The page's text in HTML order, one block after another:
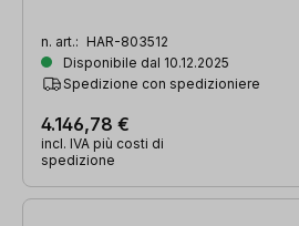
n. art.: HAR-803512
Disponibile dal 10.12.2025
Spedizione con spedizioniere
4.146,78 €
incl. IVA più costi di
spedizione